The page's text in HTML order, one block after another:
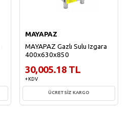
MAYAPAZ
MAYAPAZ Gazlı Sulu Izgara
400x630x850
30,005.18 TL
+ KDV
ÜCRETSİZ KARGO